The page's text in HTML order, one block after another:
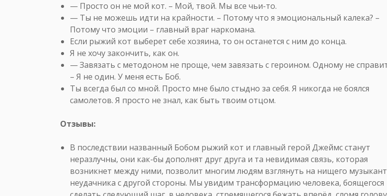
— Просто он не мой кот. – Мой, твой. Мы все чьи-то.
— Ты не можешь идти на крайности. – Потому что я эмоциональный калека? –
Потому что эмоции – главный враг наркомана.
Если рыжий кот выберет себе хозяина, то он останется с ним до конца.
Я не хочу закончить, как он.
— Завязать с методоном не проще, чем завязать с героином. Одному не
– Я не один. У меня есть Боб.
Ты всегда был со мной. Просто мне было стыдно за себя. Я никогда не боялся
самолетов. Я просто не знал, как быть твоим отцом.
Отзывы:
В последствии названный Бобом рыжий кот и главный герой Джеймс станут
неразлучны, они как-бы дополнят друг друга и та невидимая связь, которая
возникнет между ними, позволит многим людям взглянуть на нищего
неудачника с другой стороны. Мы увидим трансформацию человека, боящегося